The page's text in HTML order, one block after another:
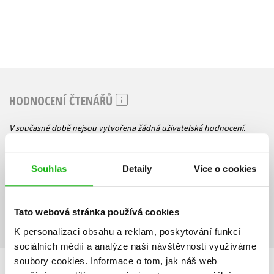
Souhlas Detaily Více o cookies
Tato webová stránka používá cookies
K personalizaci obsahu a reklam, poskytování funkcí
sociálních médií a analýze naší návštěvnosti využíváme
soubory cookies. Informace o tom, jak náš web
HODNOCENÍ ČTENÁŘŮ
V současné době nejsou vytvořena žádná uživatelská hodnocení.
Přihlásit
AUTOR KNIHY